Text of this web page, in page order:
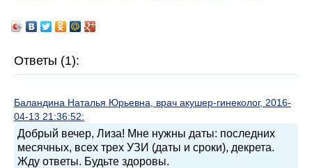
Ответы (1):
Баландина Наталья Юрьевна, врач акушер-гинеколог, 2016-
04-13 21:36:52:
Добрый вечер, Лиза! Мне нужны даты: последних
месячных, всех трех УЗИ (даты и сроки), декрета.
Жду ответы. Будьте здоровы.